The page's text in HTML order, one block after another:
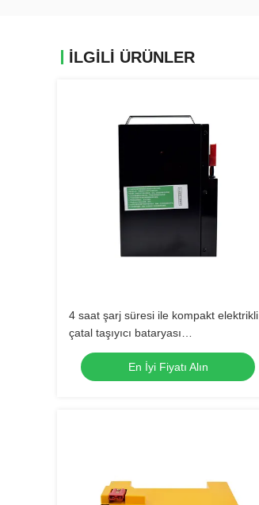
İLGİLİ ÜRÜNLER
4 saat şarj süresi ile kompakt elektrikli
çatal taşıyıcı bataryası
185*84.5*250mm
En İyi Fiyatı Alın